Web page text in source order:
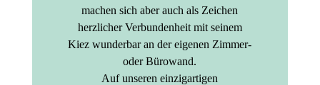
machen sich aber auch als Zeichen
herzlicher Verbundenheit mit seinem
Kiez wunderbar an der eigenen Zimmer-
oder Bürowand.
Auf unseren einzigartigen